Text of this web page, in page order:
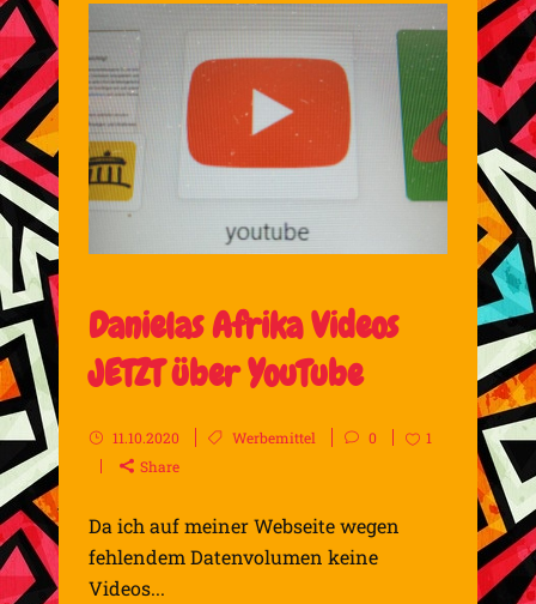
Danielas Afrika Videos
JETZT über YouTube
11.10.2020 Werbemittel 0
1
Share
Da ich auf meiner Webseite wegen
fehlendem Datenvolumen keine
Videos...